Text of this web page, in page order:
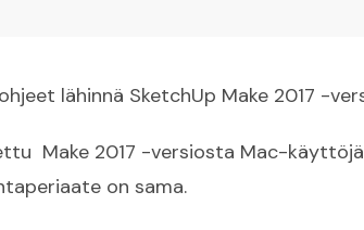
lähinnä SketchUp Make 2017 -
Make 2017 -versiosta Mac-
on sama.